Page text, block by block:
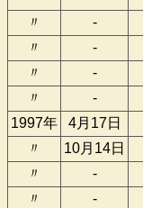
〃
-
〃
-
〃
-
〃
-
1997年
4月17日
〃
10月14日
〃
-
〃
-